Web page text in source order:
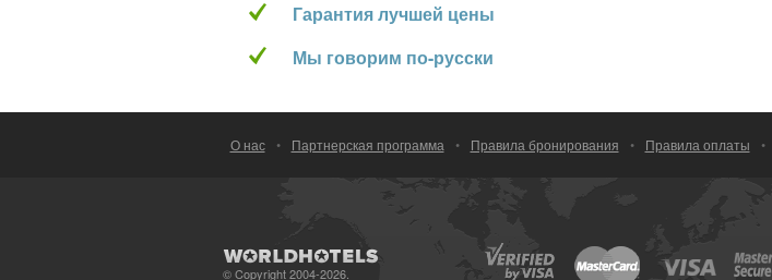
Гарантия лучшей цены
Мы говорим по-русски
О нас • Партнерская программа • Правила бронирования • Правила оплаты •
© Copyright 2004-2026.